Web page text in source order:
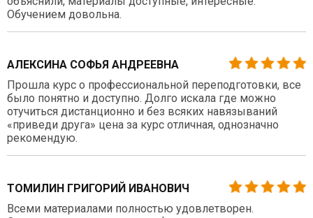
Обучением довольна.
АЛЕКСИНА СОФЬЯ АНДРЕЕВНА
Прошла курс о профессиональной переподготовки, все
было понятно и доступно. Долго искала где можно
отучиться дистанционно и без всяких навязываний
«приведи друга» цена за курс отличная, однозначно
рекомендую.
ТОМИЛИН ГРИГОРИЙ ИВАНОВИЧ
Всеми материалами полностью удовлетворен.